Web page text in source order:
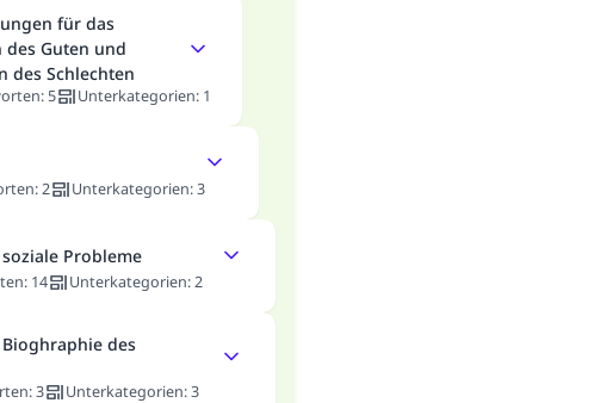
für das
des Guten und
des Schlechten
:5 Unterkategorien: 1
:2 Unterkategorien: 3
Probleme
: 14 Unterkategorien:2
des
:3 Unterkategorien: 3